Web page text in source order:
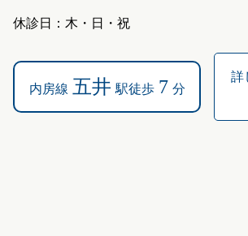
休診日：木・日・祝
内房線 五井 駅徒歩 7 分
詳